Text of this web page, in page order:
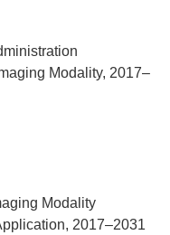
Modality, 2017–
Modality
2017–2031